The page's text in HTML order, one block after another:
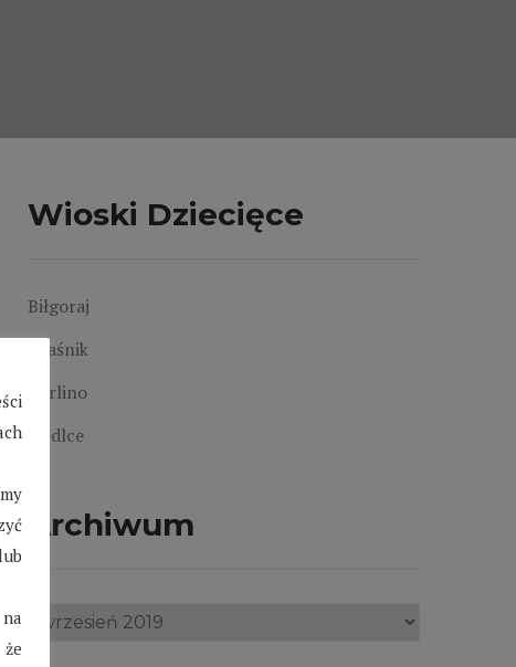
Wioski Dziecięce
Biłgoraj
Kraśnik
Karlino
Siedlce
Archiwum
Archiwum